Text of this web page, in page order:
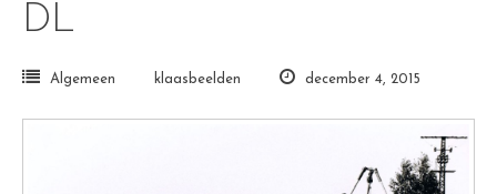
DL
Algemeen klaasbeelden december 4, 2015